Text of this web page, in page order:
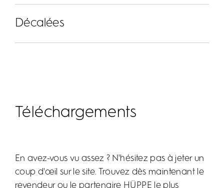
Des accessoires qui attirent l’attention ? Le coloris
chrome du profilé souligne les lignes épurées du
design de la Duplo pure. À compléter avec la barre
Décalées
Des touches de couleur pour la salle
Téléchargements
En avez-vous vu assez ? N'hésitez pas à jeter un
coup d'œil sur le site. Trouvez dès maintenant le
revendeur ou le partenaire HÜPPE le plus